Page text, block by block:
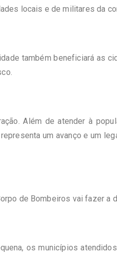
locais e de militares da
também beneficiará as
Além de atender à
um avanço e um
de Bombeiros vai fazer a
os municípios